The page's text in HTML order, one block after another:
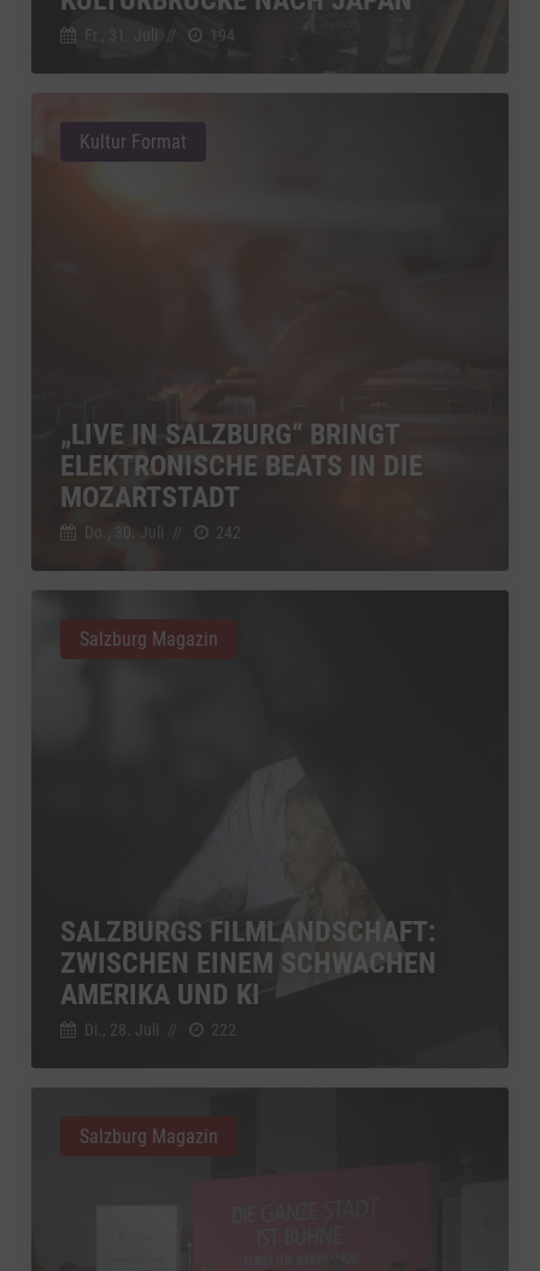
Fr., 31. Juli // 194
„LIVE IN SALZBURG“ BRINGT
ELEKTRONISCHE BEATS IN DIE
MOZARTSTADT
Do., 30. Juli // 242
Kultur Format
SALZBURGS FILMLANDSCHAFT:
ZWISCHEN EINEM SCHWACHEN
AMERIKA UND KI
Di., 28. Juli // 222
Salzburg Magazin
Salzburg Magazin